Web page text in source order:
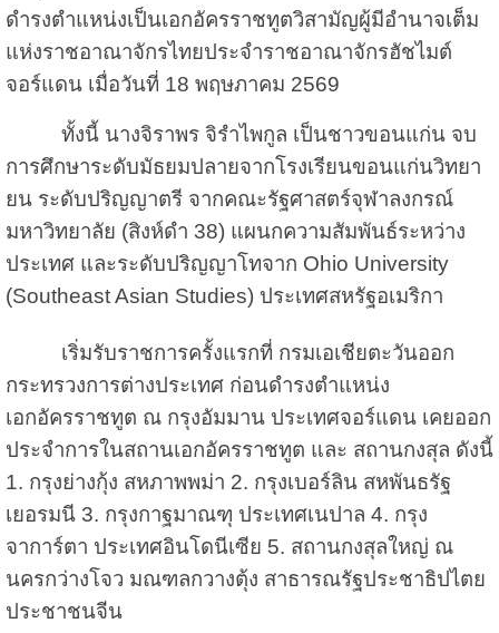
ดำรงตำแหน่งเป็นเอกอัครราชทูตวิสามัญผู้มีอำนาจเต็ม
แห่งราชอาณาจักรไทยประจำราชอาณาจักรฮัชไมต์
จอร์แดน เมื่อวันที่ 18 พฤษภาคม 2569
ทั้งนี้ นางจิราพร จิรำไพกูล เป็นชาวขอนแก่น จบ
การศึกษาระดับมัธยมปลายจากโรงเรียนขอนแก่นวิทยา
ยน ระดับปริญญาตรี จากคณะรัฐศาสตร์จุฬาลงกรณ์
มหาวิทยาลัย (สิงห์ดำ 38) แผนกความสัมพันธ์ระหว่าง
ประเทศ และระดับปริญญาโทจาก Ohio University
(Southeast Asian Studies) ประเทศสหรัฐอเมริกา
เริ่มรับราชการครั้งแรกที่ กรมเอเชียตะวันออก
กระทรวงการต่างประเทศ ก่อนดำรงตำแหน่ง
เอกอัครราชทูต ณ กรุงอัมมาน ประเทศจอร์แดน เคยออก
ประจำการในสถานเอกอัครราชทูต และ สถานกงสุล ดังนี้
1. กรุงย่างกุ้ง สหภาพพม่า 2. กรุงเบอร์ลิน สหพันธรัฐ
เยอรมนี3. กรุงกาฐมาณฑุ ประเทศเนปาล 4. กรุง
จาการ์ตา ประเทศอินโดนีเซีย 5. สถานกงสุลใหญ่ ณ
นครกว่างโจว มณฑลกวางตุ้ง สาธารณรัฐประชาธิปไตย
ประชาชนจีน